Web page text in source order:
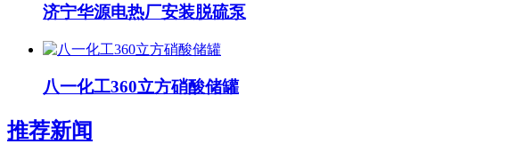
济宁华源电热厂安装脱硫泵
八一化工360立方硝酸储罐
推荐新闻